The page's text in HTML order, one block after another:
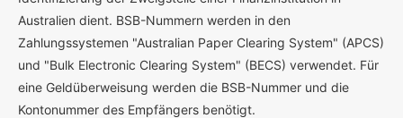
Australien dient. BSB-Nummern werden in den
Zahlungssystemen "Australian Paper Clearing System" (APCS)
und "Bulk Electronic Clearing System" (BECS) verwendet. Für
eine Geldüberweisung werden die BSB-Nummer und die
Kontonummer des Empfängers benötigt.